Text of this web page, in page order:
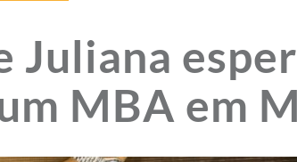
Juliana
MBA em